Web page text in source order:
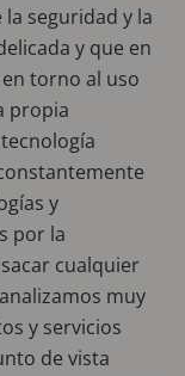
seguridad y la
y que en
torno al uso
propia
y
por la
cualquier
muy
y servicios
de vista